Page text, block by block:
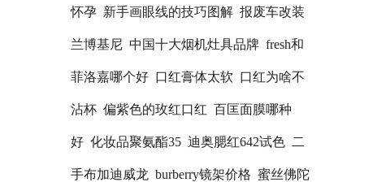
怀孕 新手画眼线的技巧图解 报废车改装
兰博基尼 中国十大烟机灶具品牌 fresh和
菲洛嘉哪个好 口红膏体太软 口红为啥不
沾杯 偏紫色的玫红口红 百匡面膜哪种
好 化妆品聚氨酯35 迪奥腮红642试色 二
手布加迪威龙 burberry镜架价格 蜜丝佛陀